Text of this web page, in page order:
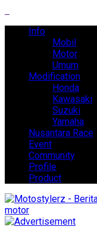
Info
Mobil
Motor
Umum
Modification
Honda
Kawasaki
Suzuki
Yamaha
Nusantara Race
Event
Community
Profile
Product